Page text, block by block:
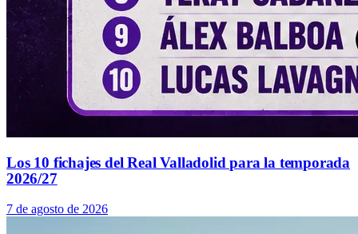
Los 10 fichajes del Real Valladolid para la temporada
2026/27
7 de agosto de 2026